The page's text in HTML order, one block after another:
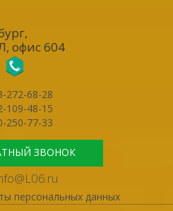
,
офис 604
272-68-28
109-48-15
250-77-33
ЗВОНОК
персональных данных